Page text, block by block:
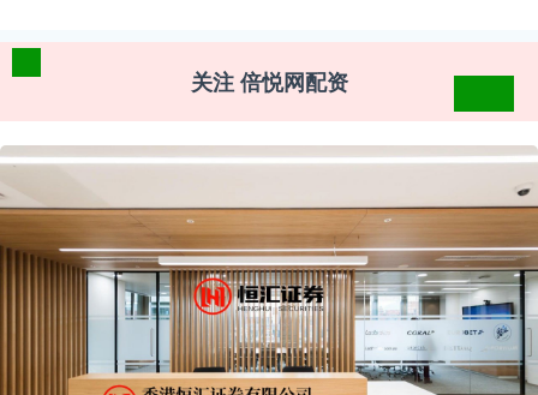
关注 倍悦网配资